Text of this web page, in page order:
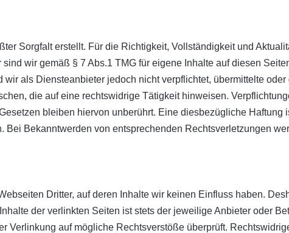
Sorgfalt erstellt. Für die Richtigkeit, Vollständigkeit und
wir gemäß § 7 Abs.1 TMG für eigene Inhalte auf diesen
als Diensteanbieter jedoch nicht verpflichtet, übermittelte
die auf eine rechtswidrige Tätigkeit hinweisen.
bleiben hiervon unberührt. Eine diesbezügliche Haftung
Bei Bekanntwerden von entsprechenden Rechtsverletzungen
Dritter, auf deren Inhalte wir keinen Einfluss haben.
der verlinkten Seiten ist stets der jeweilige Anbieter oder
Verlinkung auf mögliche Rechtsverstöße überprüft.